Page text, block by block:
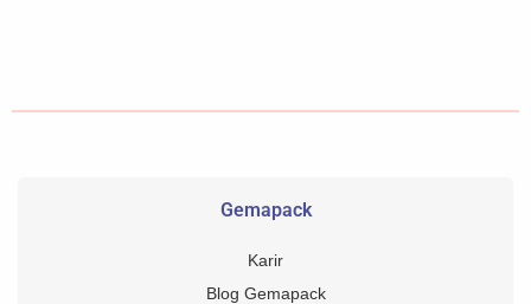
Gemapack
Karir
Blog Gemapack